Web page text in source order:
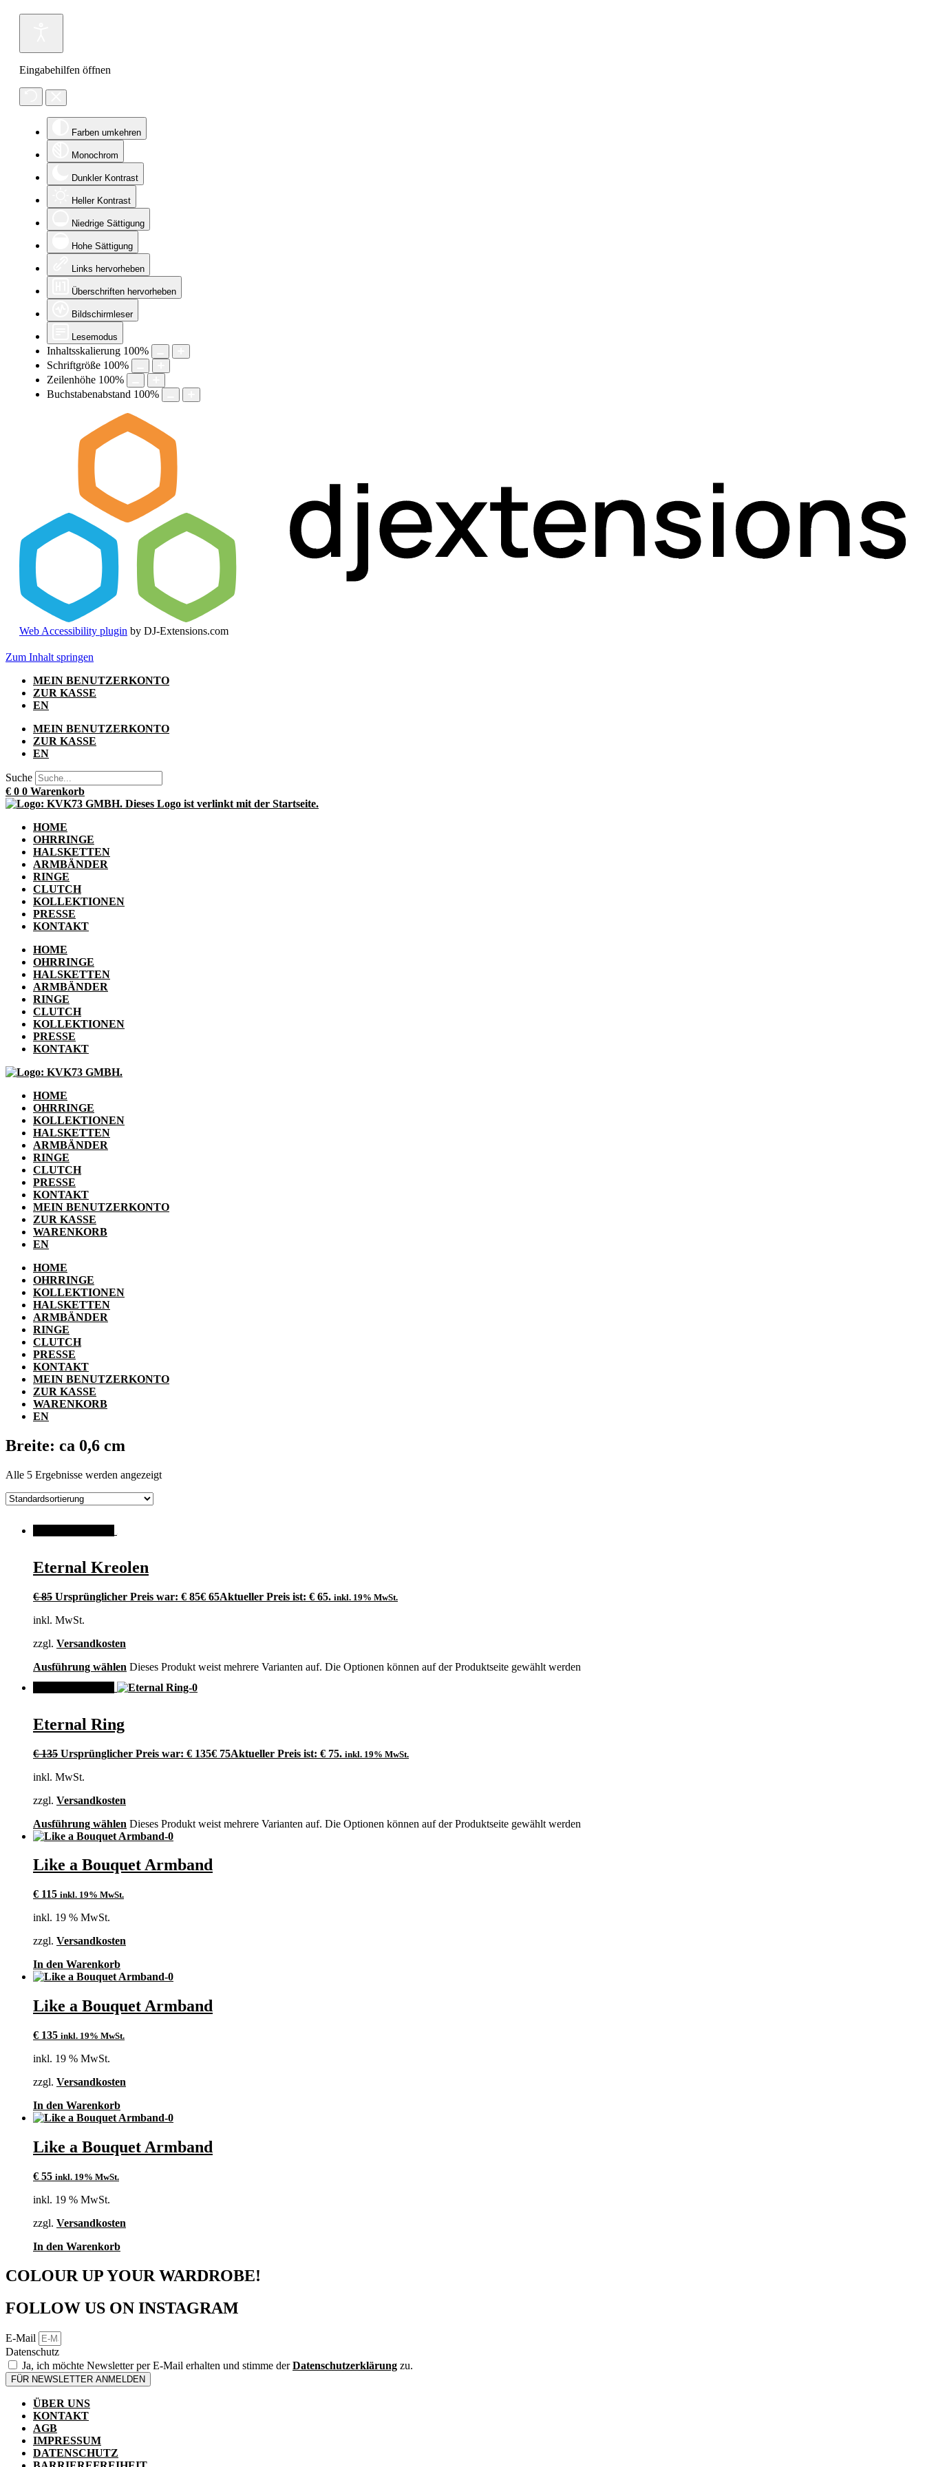
Eingabehilfen öffnen
Farben umkehren
Monochrom
Dunkler Kontrast
Heller Kontrast
Niedrige Sättigung
Hohe Sättigung
Links hervorheben
Überschriften hervorheben
Bildschirmleser
Lesemodus
Inhaltsskalierung 100%
Schriftgröße 100%
Zeilenhöhe 100%
Buchstabenabstand 100%
Web Accessibility plugin by DJ-Extensions.com
Zum Inhalt springen
MEIN BENUTZERKONTO
ZUR KASSE
EN
MEIN BENUTZERKONTO
ZUR KASSE
EN
Suche
€ 0 0 Warenkorb
HOME
OHRRINGE
HALSKETTEN
ARMBÄNDER
RINGE
CLUTCH
KOLLEKTIONEN
PRESSE
KONTAKT
HOME
OHRRINGE
HALSKETTEN
ARMBÄNDER
RINGE
CLUTCH
KOLLEKTIONEN
PRESSE
KONTAKT
HOME
OHRRINGE
KOLLEKTIONEN
HALSKETTEN
ARMBÄNDER
RINGE
CLUTCH
PRESSE
KONTAKT
MEIN BENUTZERKONTO
ZUR KASSE
WARENKORB
EN
HOME
OHRRINGE
KOLLEKTIONEN
HALSKETTEN
ARMBÄNDER
RINGE
CLUTCH
PRESSE
KONTAKT
MEIN BENUTZERKONTO
ZUR KASSE
WARENKORB
EN
Breite: ca 0,6 cm
Alle 5 Ergebnisse werden angezeigt
Eternal Kreolen
€85 Ursprünglicher Preis war: € 85€ 65Aktueller Preis ist: € 65. inkl. 19% MwSt.
inkl. MwSt.
zzgl. Versandkosten
Ausführung wählen Dieses Produkt weist mehrere Varianten auf. Die Optionen können auf der Produktseite gewählt werden
Eternal Ring
€135 Ursprünglicher Preis war: € 135€ 75Aktueller Preis ist: € 75. inkl. 19% MwSt.
inkl. MwSt.
zzgl. Versandkosten
Ausführung wählen Dieses Produkt weist mehrere Varianten auf. Die Optionen können auf der Produktseite gewählt werden
Like a Bouquet Armband
€ 115 inkl. 19% MwSt.
inkl. 19 % MwSt.
zzgl. Versandkosten
In den Warenkorb
Like a Bouquet Armband
€ 135 inkl. 19% MwSt.
inkl. 19 % MwSt.
zzgl. Versandkosten
In den Warenkorb
Like a Bouquet Armband
€ 55 inkl. 19% MwSt.
inkl. 19 % MwSt.
zzgl. Versandkosten
In den Warenkorb
COLOUR UP YOUR WARDROBE!
FOLLOW US ON INSTAGRAM
E-Mail
Datenschutz
Ja, ich möchte Newsletter per E-Mail erhalten und stimme derDatenschutzerklärung zu.
FÜR NEWSLETTER ANMELDEN
ÜBER UNS
KONTAKT
AGB
IMPRESSUM
DATENSCHUTZ